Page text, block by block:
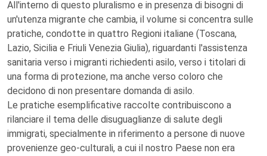
All'interno di questo pluralismo e in presenza di bisogni di
un'utenza migrante che cambia, il volume si concentra sulle
pratiche, condotte in quattro Regioni italiane (Toscana,
Lazio, Sicilia e Friuli Venezia Giulia), riguardanti l'assistenza
sanitaria verso i migranti richiedenti asilo, verso i titolari di
una forma di protezione, ma anche verso coloro che
decidono di non presentare domanda di asilo.
Le pratiche esemplificative raccolte contribuiscono a
rilanciare il tema delle disuguaglianze di salute degli
immigrati, specialmente in riferimento a persone di nuove
provenienze geo-culturali, a cui il nostro Paese non era